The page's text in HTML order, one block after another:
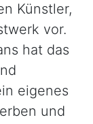
Künstler,
vor.
hat das
eigenes
und